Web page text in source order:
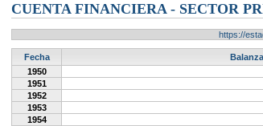
CUENTA FINANCIERA - SECTOR
https://
Fecha
1950
1951
1952
1953
1954